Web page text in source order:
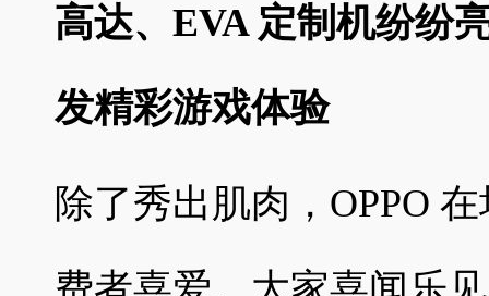
高达、EVA 定制机纷纷
发精彩游戏体验
除了秀出肌肉，OPPO